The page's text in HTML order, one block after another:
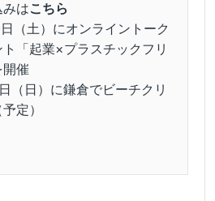
みはこちら
（土）にオンライントーク
ト「起業×プラスチックフリ
開催
（日）に鎌倉でビーチクリ
定）